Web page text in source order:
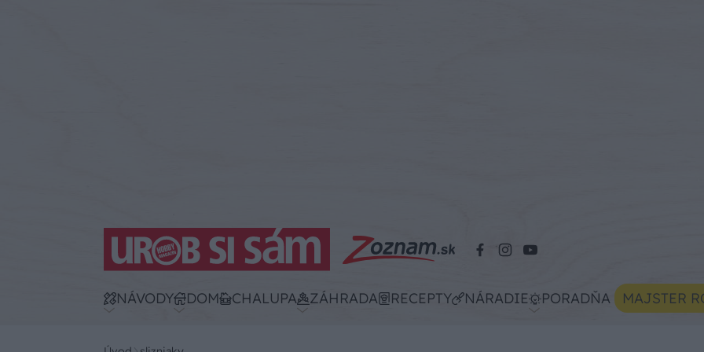
NÁVODY DOM CHALUPA ZÁHRADA RECEPTY NÁRADIE PORADŇA MAJSTER